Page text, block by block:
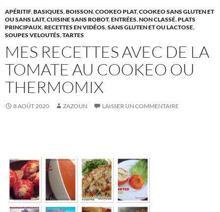
APÉRITIF,BASIQUES,BOISSON,COOKEO PLAT,COOKEO SANS GLUTEN ET
OU SANS LAIT,CUISINE SANS ROBOT,ENTRÉES,NON CLASSÉ,PLATS
PRINCIPAUX,RECETTES EN VIDÉOS,SANS GLUTEN ET OU LACTOSE,
SOUPES VELOUTÉS,TARTES
MES RECETTES AVEC DE LA
TOMATE AU COOKEO OU
THERMOMIX
8 AOÛT 2020 ZAZOUN LAISSER UN COMMENTAIRE